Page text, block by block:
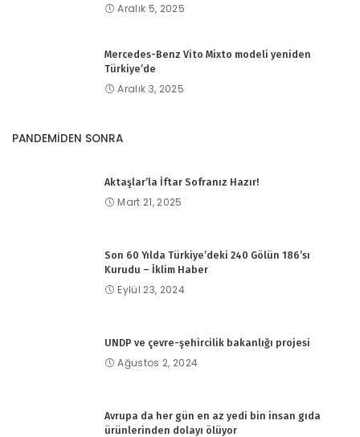
Aralık 5, 2025
Mercedes-Benz Vito Mixto modeli yeniden
Türkiye’de
Aralık 3, 2025
PANDEMİDEN SONRA
Aktaşlar’la İftar Sofranız Hazır!
Mart 21, 2025
Son 60 Yılda Türkiye’deki 240 Gölün 186’sı
Kurudu – İklim Haber
Eylül 23, 2024
UNDP ve çevre-şehircilik bakanlığı projesi
Ağustos 2, 2024
Avrupa da her gün en az yedi bin insan gıda
ürünlerinden dolayı ölüyor